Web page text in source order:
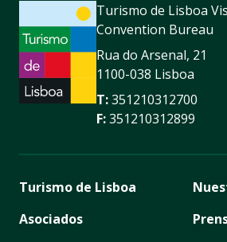
Turismo de Lisboa
Convention Bureau
Rua do Arsenal, 21
1100-038 Lisboa
T:351210312700
F:351210312899
Turismo de Lisboa
Asociados